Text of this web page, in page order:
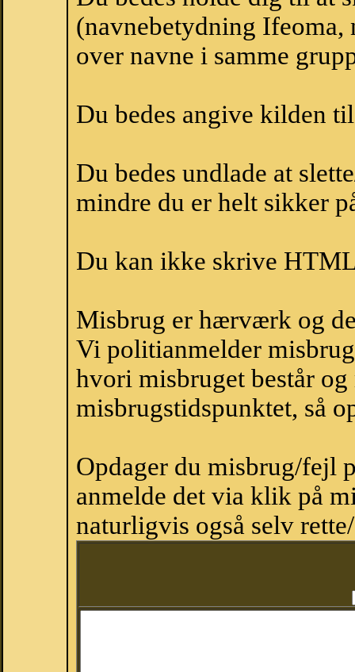
(navnebetydning Ifeoma,
over navne i samme
Du bedes angive kilden
Du bedes undlade at
mindre du er helt sikker
Du kan ikke skrive
Misbrug er hærværk og
Vi politianmelder
hvori misbruget består
misbrugstidspunktet, så
Opdager du misbrug/fejl
anmelde det via klik på
naturligvis også selv